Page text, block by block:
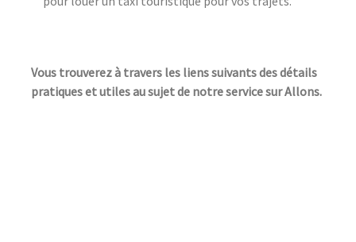
Vous trouverez à travers les liens suivants des détails
pratiques et utiles au sujet de notre service sur Allons.